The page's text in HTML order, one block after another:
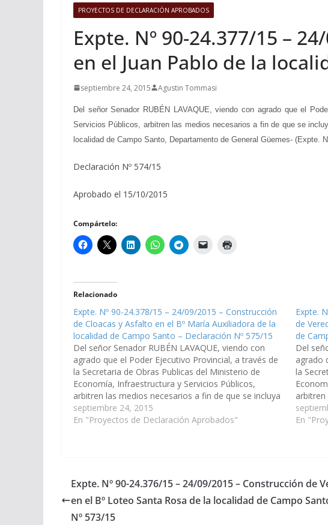
PROYECTOS DE DECLARACIÓN APROBADOS
Expte. Nº 90-24.377/15 –
en el Juan Pablo de la
septiembre 24, 2015 Agustin Tommasi
Del señor Senador RUBÉN LAVAQUE, viendo con agrado que el
Servicios Públicos, arbitren las medios necesarios a fin de que se
localidad de Campo Santo, Departamento de General Güemes- (Expte.
Declaración Nº 574/15
Aprobado el 15/10/2015
Compártelo:
Relacionado
Expte. Nº 90-24.378/15 – 24/09/2015 – Construcción
de Cloacas y Asfalto en el Bº María Auxiliadora de la
localidad de Campo Santo – Declaración Nº 575/15
Del señor Senador RUBÉN LAVAQUE, viendo con
agrado que el Poder Ejecutivo Provincial, a través de
la Secretaria de Obras Publicas del Ministerio de
Economía, Infraestructura y Servicios Públicos,
arbitren las medios necesarios a fin de que se incluya
en el Presupuesto General de la Provincia Año 2016,
la construcción…
septiembre 24, 2015
En "Proyectos de Declaración Aprobados"
Expte.
de
de
Del
agrado
la
arbitren
en el
la
En
Expte. Nº 90-24.376/15 – 24/09/2015 – Construcción de
en el Bº Loteo Santa Rosa de la localidad de Campo
Nº 573/15